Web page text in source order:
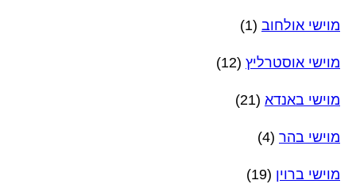
מוישי אולחוב (1)
מוישי אוסטרליץ (12)
מוישי באנדא (21)
מוישי בהר (4)
מוישי ברוין (19)